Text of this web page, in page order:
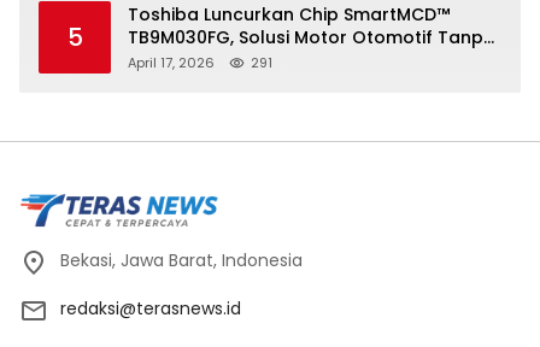
5
Toshiba Luncurkan Chip SmartMCD™
TB9M030FG, Solusi Motor Otomotif Tanpa
Sensor di Kecepatan Nol
April 17, 2026 291
Bekasi, Jawa Barat, Indonesia
redaksi@terasnews.id